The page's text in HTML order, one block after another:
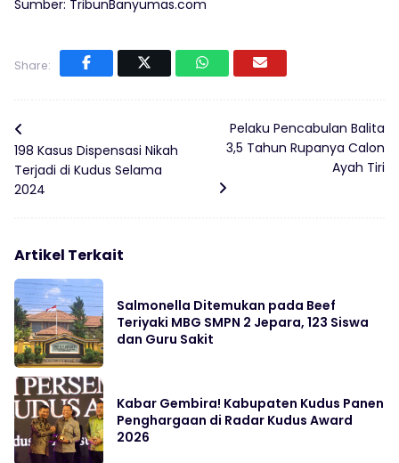
Sumber: TribunBanyumas.com
Share:
198 Kasus Dispensasi Nikah
Terjadi di Kudus Selama
2024
Pelaku Pencabulan Balita
3,5 Tahun Rupanya Calon
Ayah Tiri
Artikel Terkait
Salmonella Ditemukan pada Beef
Teriyaki MBG SMPN 2 Jepara, 123 Siswa
dan Guru Sakit
Kabar Gembira! Kabupaten Kudus Panen
Penghargaan di Radar Kudus Award
2026